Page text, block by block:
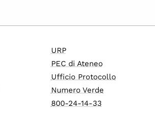
URP
PEC di Ateneo
Ufficio Protocollo
Numero Verde
800-24-14-33